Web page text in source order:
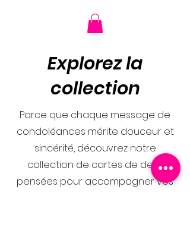
Explorez la
collection
Parce que chaque message de
condoléances mérite douceur et
sincérité, découvrez notre
collection de cartes de deuil
pensées pour accompagner vos